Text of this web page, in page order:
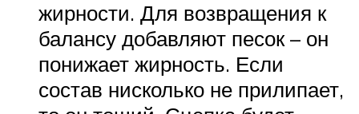
жирности. Для возвращения к
балансу добавляют песок – он
понижает жирность. Если
состав нисколько не прилипает,